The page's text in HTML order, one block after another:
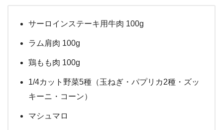
サーロインステーキ用牛肉 100g
ラム肩肉 100g
鶏もも肉 100g
1/4カット野菜5種（玉ねぎ・パプリカ2種・ズッ
キーニ・コーン）
マシュマロ